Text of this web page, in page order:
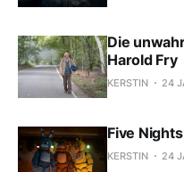
Die
Harold Fry
KERSTIN 24
Five
KERSTIN 24